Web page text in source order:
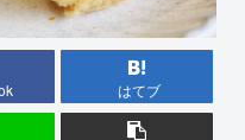
はてブ